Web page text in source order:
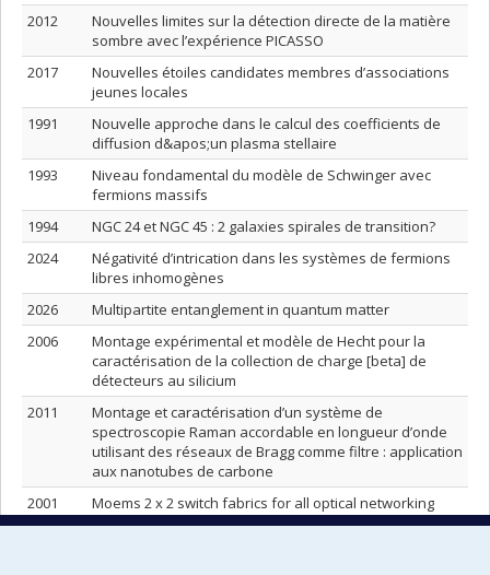
2012
Nouvelles limites sur la détection directe de la matière
sombre avec l’expérience PICASSO
2017
Nouvelles étoiles candidates membres d’associations
jeunes locales
1991
Nouvelle approche dans le calcul des coefficients de
diffusion d&apos;un plasma stellaire
1993
Niveau fondamental du modèle de Schwinger avec
fermions massifs
1994
NGC 24 et NGC 45 : 2 galaxies spirales de transition?
2024
Négativité d’intrication dans les systèmes de fermions
libres inhomogènes
2026
Multipartite entanglement in quantum matter
2006
Montage expérimental et modèle de Hecht pour la
caractérisation de la collection de charge [beta] de
détecteurs au silicium
2011
Montage et caractérisation d’un système de
spectroscopie Raman accordable en longueur d’onde
utilisant des réseaux de Bragg comme filtre : application
aux nanotubes de carbone
2001
Moems 2 x 2 switch fabrics for all optical networking
applications